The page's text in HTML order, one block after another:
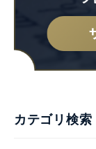
カテゴリ検索